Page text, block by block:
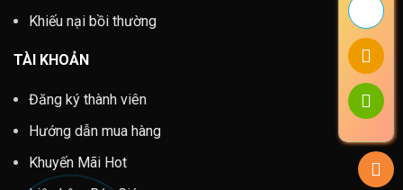
Khiếu nại bồi thường
TÀI KHOẢN
Đăng ký thành viên
Hướng dẫn mua hàng
Khuyến Mãi Hot